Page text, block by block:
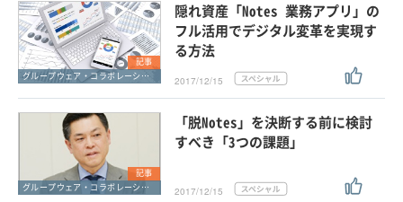
記事
グループウェア・コラボレーション
隠れ資産「Notes 業務アプリ」の
フル活用でデジタル変革を実現す
る方法
2017/12/15
記事
グループウェア・コラボレーション
「脱Notes」を決断する前に検討
すべき「3つの課題」
2017/12/15